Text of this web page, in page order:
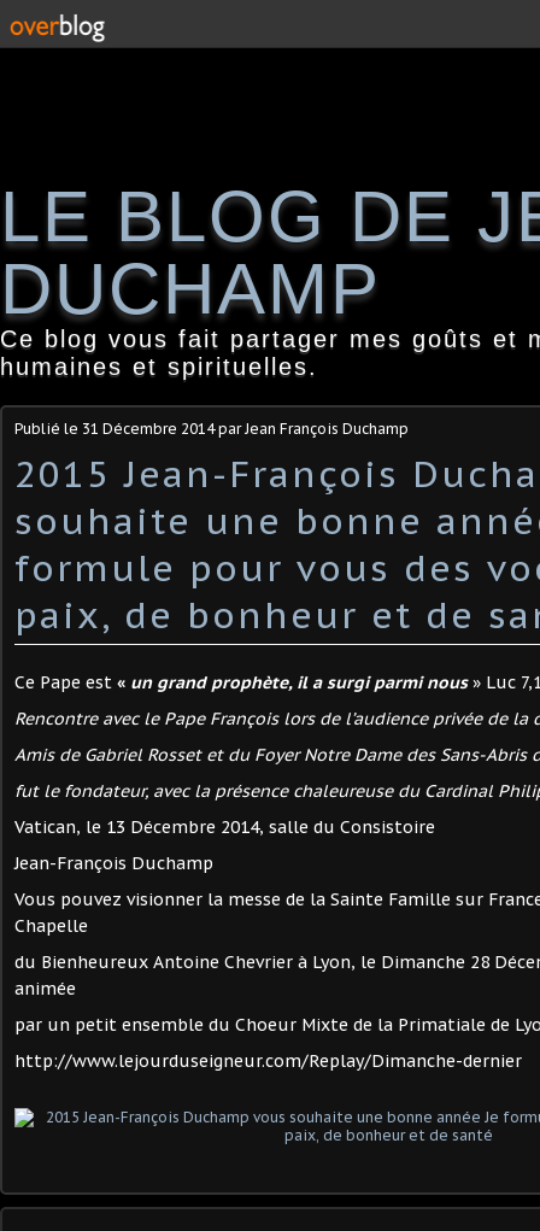
LE BLOG DE
DUCHAMP
Ce blog vous fait partager mes goûts et
humaines et spirituelles.
Publié le 31 Décembre 2014par Jean François Duchamp
2015 Jean-François
souhaite une bonne
formule pour vous des
paix, de bonheur et de
Ce Pape est « un grand prophète, il a surgi parmi nous» Luc
Rencontre avec le Pape François lors de l’audience privée de
Amis de Gabriel Rosset et du Foyer Notre Dame des Sans-Abris
fut le fondateur, avec la présence chaleureuse du Cardinal
Vatican, le 13 Décembre 2014, salle du Consistoire
Jean-François Duchamp
Vous pouvez visionner la messe de la Sainte Famille sur
Chapelle
du Bienheureux Antoine Chevrier à Lyon, le Dimanche 28
animée
par un petit ensemble du Choeur Mixte de la Primatiale de
http://www.lejourduseigneur.com/Replay/Dimanche-dernier